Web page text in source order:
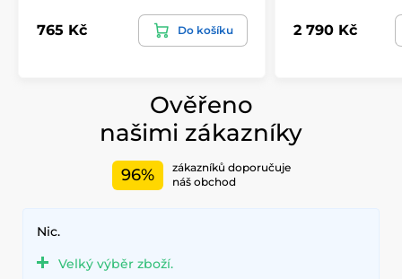
765 Kč Do košíku 2 790 Kč
Ověřeno
našimi zákazníky
96%
zákazníků doporučuje
náš obchod
Nic.
Velký výběr zboží.